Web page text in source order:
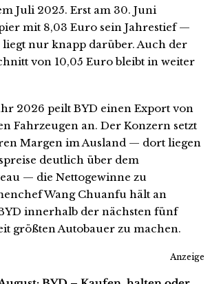
Juli 2025. Erst am 30. Juni
mit 8,03 Euro sein Jahrestief —
nur knapp darüber. Auch der
von 10,05 Euro bleibt in weiter
2026 peilt BYD einen Export von
Fahrzeugen an. Der Konzern setzt
Margen im Ausland — dort liegen
deutlich über dem
— die Nettogewinne zu
Wang Chuanfu hält an
innerhalb der nächsten fünf
größten Autobauer zu machen.
Anzeige